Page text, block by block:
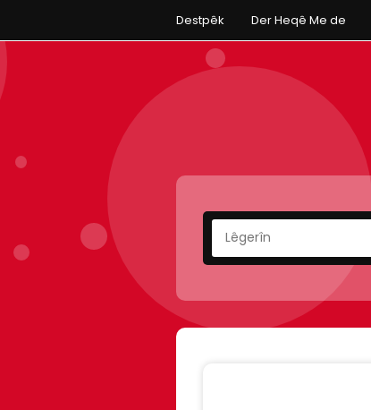
Destpêk Der Heqê Me de